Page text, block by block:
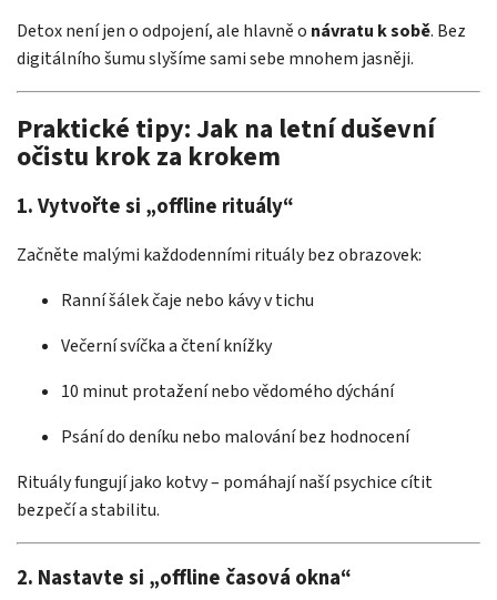
Detox není jen o odpojení, ale hlavně o návratu k sobě. Bez
digitálního šumu slyšíme sami sebe mnohem jasněji.
Praktické tipy: Jak na letní duševní
očistu krok za krokem
1. Vytvořte si „offline rituály“
Začněte malými každodenními rituály bez obrazovek:
Ranní šálek čaje nebo kávy v tichu
Večerní svíčka a čtení knížky
10 minut protažení nebo vědomého dýchání
Psání do deníku nebo malování bez hodnocení
Rituály fungují jako kotvy – pomáhají naší psychice cítit
bezpečí a stabilitu.
2. Nastavte si „offline časová okna“